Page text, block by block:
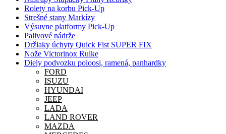
Rolety na korbu Pick-Up
Strešné stany Markízy
Výsuvne platformy Pick-Up
Palivové nádrže
Držiaky úchyty Quick Fist SUPER FIX
Nože Victorinox Ruike
Diely podvozku poloosi, ramená, panhardky
FORD
ISUZU
HYUNDAI
JEEP
LADA
LAND ROVER
MAZDA